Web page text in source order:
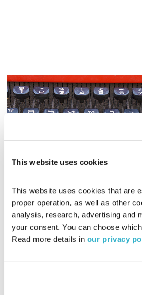
This website uses cookies
This website uses cookies that are
proper operation, as well as other
analysis, research, advertising and
your consent. You can choose
Read more details in our privacy
בני בשן